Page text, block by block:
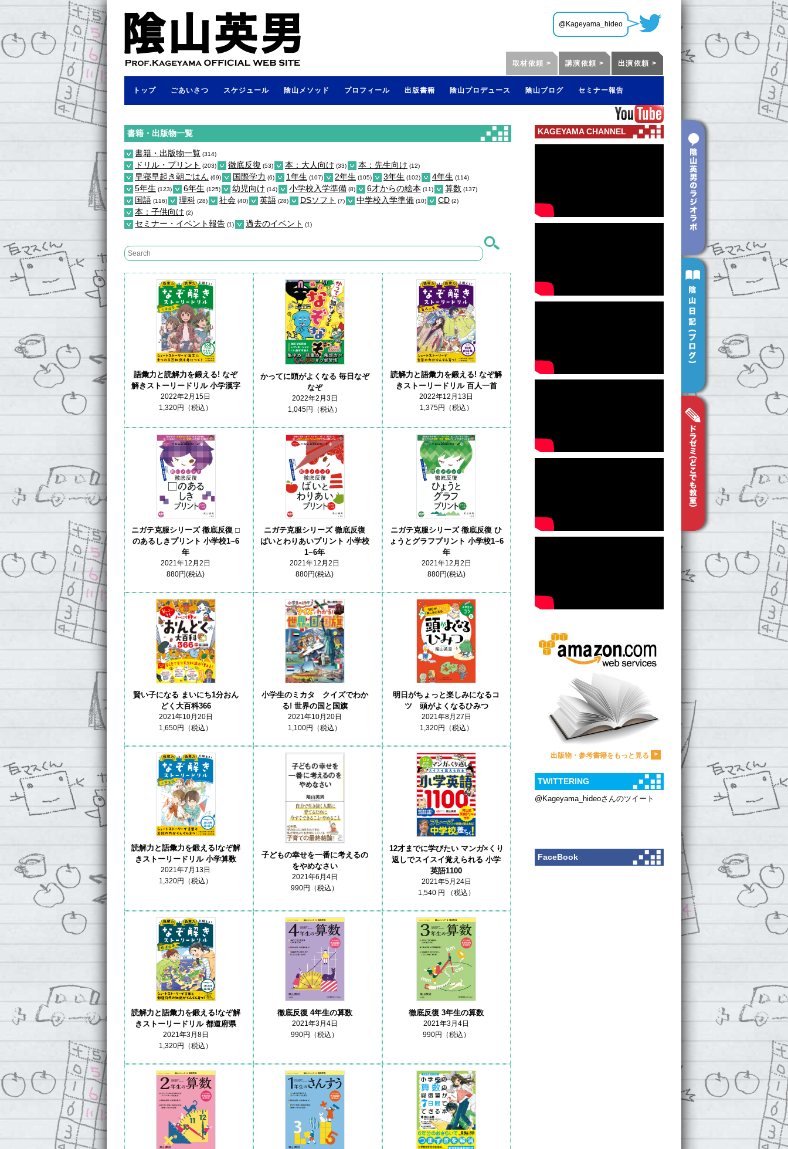
@Kageyama_hideo
トップ ごあいさつ スケジュール 陰山メソッド プロフィール 出版書籍 陰山プロデュース 陰山ブログ セミナー報告
書籍・出版物一覧
書籍・出版物一覧 (314)
ドリル・プリント (203) 徹底反復 (53) 本：大人向け (33) 本：先生向け (12)
早寝早起き朝ごはん (69) 国際学力 (6) 1年生 (107) 2年生 (105) 3年生 (102) 4年生 (114)
5年生 (123) 6年生 (125) 幼児向け (14) 小学校入学準備 (8) 6才からの絵本 (11) 算数 (137)
国語 (116) 理科 (28) 社会 (40) 英語 (28) DSソフト (7) 中学校入学準備 (10) CD (2)
本：子供向け (2)
セミナー・イベント報告 (1) 過去のイベント (1)
語彙力と読解力を鍛える! なぞ
解きストーリードリル 小学漢字
2022年2月15日
1,320円（税込）
かってに頭がよくなる 毎日なぞ
なぞ
2022年2月3日
1,045円（税込）
読解力と語彙力を鍛える! なぞ解
きストーリードリル 百人一首
2022年12月13日
1,375円（税込）
ニガテ克服シリーズ 徹底反復 □
のあるしきプリント 小学校1~6
年
2021年12月2日
880円(税込)
ニガテ克服シリーズ 徹底反復
ばいとわりあいプリント 小学校
1~6年
2021年12月2日
880円(税込)
ニガテ克服シリーズ 徹底反復 ひ
ょうとグラフプリント 小学校1~6
年
2021年12月2日
880円(税込)
賢い子になる まいにち1分おん
どく大百科366
2021年10月20日
1,650円（税込）
小学生のミカタ クイズでわか
る! 世界の国と国旗
2021年10月20日
1,100円（税込）
明日がちょっと楽しみになるコ
ツ 頭がよくなるひみつ
2021年8月27日
1,320円（税込）
読解力と語彙力を鍛える!なぞ解
きストーリードリル 小学算数
2021年7月13日
1,320円（税込）
子どもの幸せを一番に考えるの
をやめなさい
2021年6月4日
990円（税込）
12才までに学びたい マンガ×くり
返しでスイスイ覚えられる 小学
英語1100
2021年5月24日
1,540 円 （税込）
読解力と語彙力を鍛える!なぞ解
きストーリードリル 都道府県
2021年3月8日
1,320円（税込）
徹底反復 4年生の算数
2021年3月4日
990円（税込）
徹底反復 3年生の算数
2021年3月4日
990円（税込）
KAGEYAMA CHANNEL
出版物・参考書籍をもっと見る >
TWITTERING
@Kageyama_hideoさんのツイート
FaceBook
取材依頼 > 講演依頼 > 出演依頼 >